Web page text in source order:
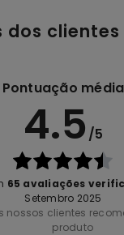
dos clientes
Pontuação média
4.5 /5
65 avaliações
Setembro 2025
nossos clientes
produto